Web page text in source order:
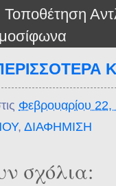
Φεβρουαρίου 22,
, ΔΙΑΦΗΜΙΣΗ
σχόλια: